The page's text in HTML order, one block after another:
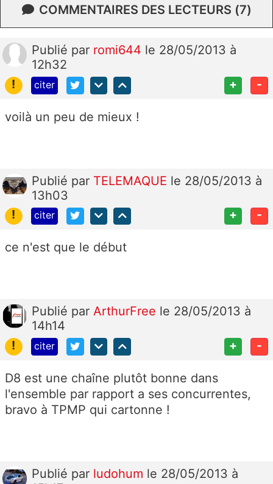
COMMENTAIRES DES LECTEURS (7)
Publié par romi644 le 28/05/2013 à
12h32
!
citer + -
voilà un peu de mieux !
Publié par TELEMAQUE le 28/05/2013 à
13h03
!
citer + -
ce n'est que le début
Publié par ArthurFree le 28/05/2013 à
14h14
!
citer + -
D8 est une chaîne plutôt bonne dans
l'ensemble par rapport a ses concurrentes,
bravo à TPMP qui cartonne !
Publié par ludohum le 28/05/2013 à